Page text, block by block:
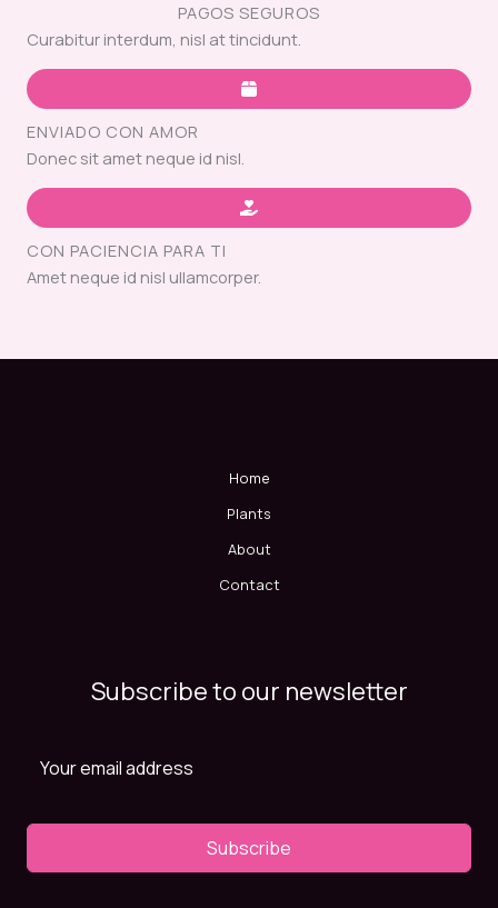
PAGOS SEGUROS
Curabitur interdum, nisl at tincidunt.
ENVIADO CON AMOR
Donec sit amet neque id nisl.
CON PACIENCIA PARA TI
Amet neque id nisl ullamcorper.
Home
Plants
About
Contact
Subscribe to our newsletter
Subscribe